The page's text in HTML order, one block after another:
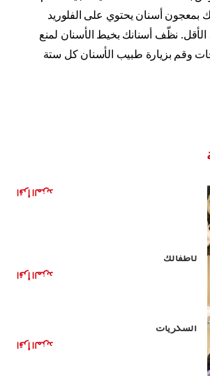
بمعجون أسنان يحتوي على الفلوريد
نظّف أسنانك بخيط الأسنان لمنع
وقم بزيارة طبيب الأسنان كل ستة
اقرأ المزيد
لأطفالك
اقرأ المزيد
السكريات
اقرأ المزيد